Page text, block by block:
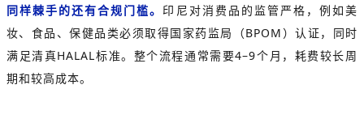
同样棘手的还有合规门槛。 印尼对消费品的监管严格， 例如美
妆、食品、保健品类必须取得国家药监局（BPOM）认证，同时
满足清真HALAL标准。 整个流程通常需要4–9个月，耗费较长周
期和较高成本。